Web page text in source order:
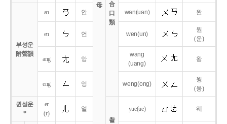
母
合
口
類
부성운
附聲韻
an 안 wan(uan) 완
en 언 wen(un)
원
(운)
ang 앙
wang
(uang)
왕
eng 엉 weng(ong)
웡
(웅)
권설운
*
er
(r)
얼
촬
yue(ue) 웨